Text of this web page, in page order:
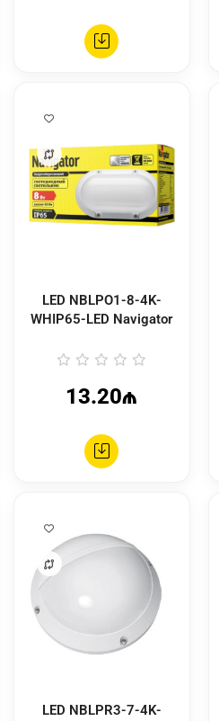
LED NBLPO1-8-4K-
WHIP65-LED Navigator
13.20₼
LED NBLPR3-7-4K-